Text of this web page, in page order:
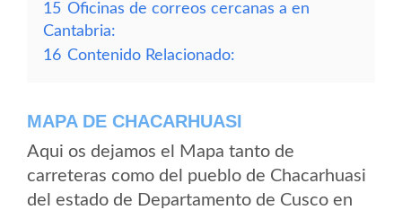
15 Oficinas de correos cercanas a en
Cantabria:
16 Contenido Relacionado:
MAPA DE CHACARHUASI
Aqui os dejamos el Mapa tanto de
carreteras como del pueblo de Chacarhuasi
del estado de Departamento de Cusco en